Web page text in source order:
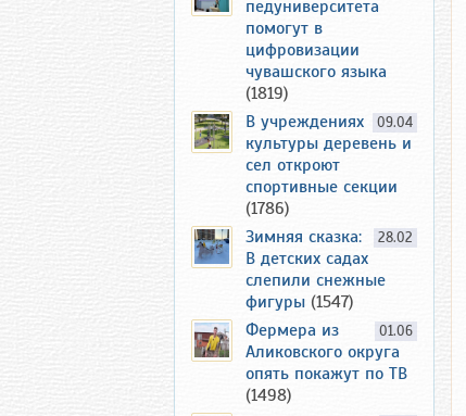
педуниверситета
помогут в
цифровизации
чувашского языка
(1819)
09.04
В учреждениях
культуры деревень и
сел откроют
спортивные секции
(1786)
28.02
Зимняя сказка:
В детских садах
слепили снежные
фигуры (1547)
01.06
Фермера из
Аликовского округа
опять покажут по ТВ
(1498)